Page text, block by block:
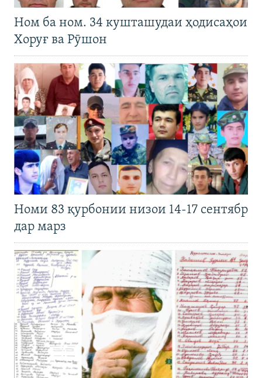
Ном ба ном. 34 кушташудаи ҳодисаҳои
Хоруғ ва Рӯшон
Номи 83 қурбонии низои 14-17 сентябр
дар марз